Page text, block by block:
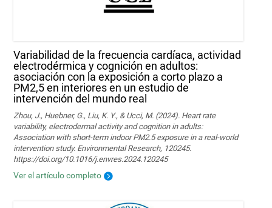
Variabilidad de la frecuencia cardíaca, actividad
electrodérmica y cognición en adultos:
asociación con la exposición a corto plazo a
PM2,5 en interiores en un estudio de
intervención del mundo real
Zhou, J., Huebner, G., Liu, K. Y., & Ucci, M. (2024). Heart rate
variability, electrodermal activity and cognition in adults:
Association with short-term indoor PM2.5 exposure in a real-world
intervention study. Environmental Research, 120245.
https://doi.org/10.1016/j.envres.2024.120245
Ver el artículo completo